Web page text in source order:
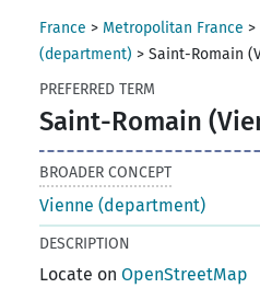
France > Metropolitan France >
(department) >Saint-Romain
PREFERRED TERM
Saint-Romain
BROADER CONCEPT
Vienne (department)
DESCRIPTION
Locate onOpenStreetMap